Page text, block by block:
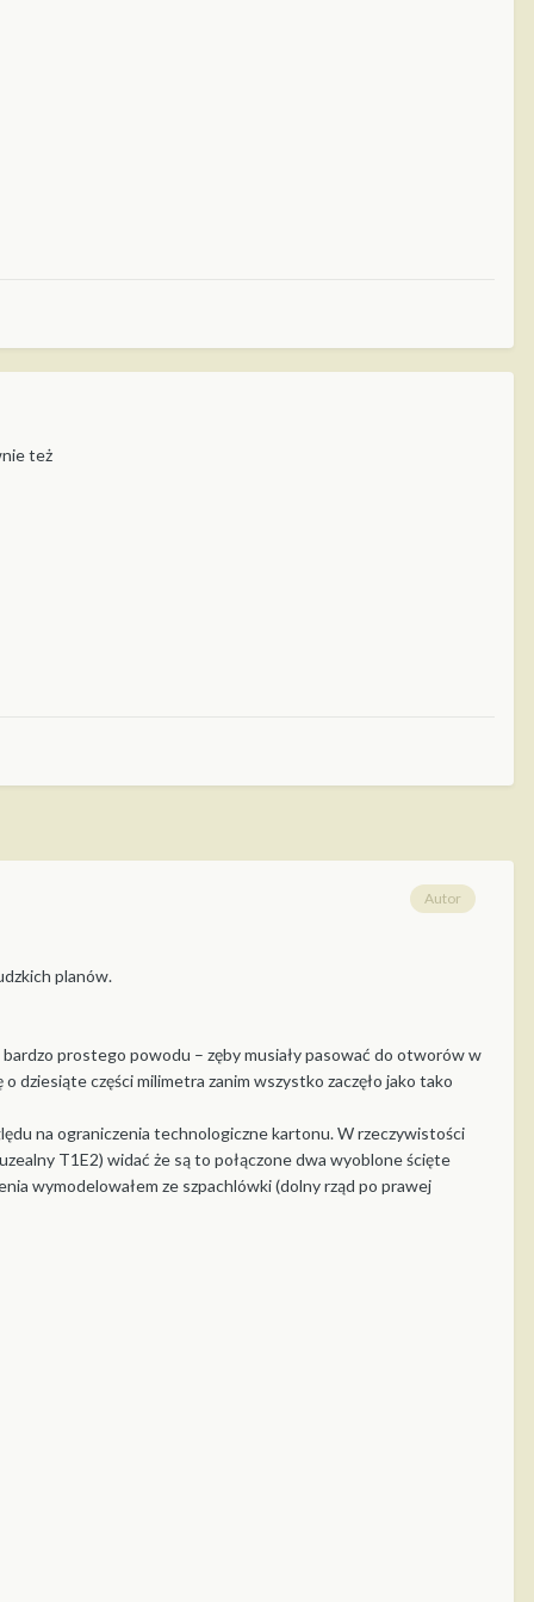
też
Autor
planów.
prostego powodu – zęby musiały pasować do otworów w
dziesiąte części milimetra zanim wszystko zaczęło jako tako
na ograniczenia technologiczne kartonu. W rzeczywistości
T1E2) widać że są to połączone dwa wyoblone ścięte
wymodelowałem ze szpachlówki (dolny rząd po prawej